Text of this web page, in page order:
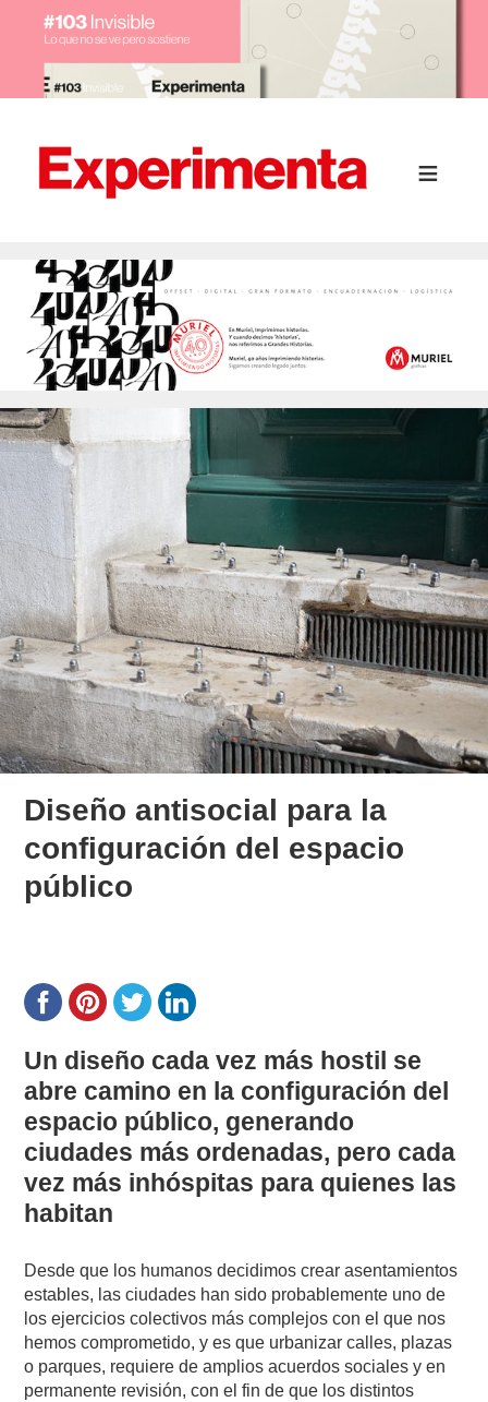
Diseño antisocial para la
configuración del espacio
público
Un diseño cada vez más hostil se
abre camino en la configuración del
espacio público, generando
ciudades más ordenadas, pero cada
vez más inhóspitas para quienes las
habitan
Desde que los humanos decidimos crear asentamientos
estables, las ciudades han sido probablemente uno de
los ejercicios colectivos más complejos con el que nos
hemos comprometido, y es que urbanizar calles, plazas
o parques, requiere de amplios acuerdos sociales y en
permanente revisión, con el fin de que los distintos